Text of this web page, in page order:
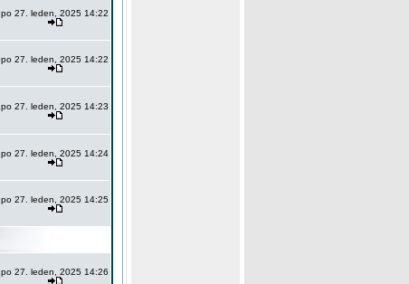
po 27. leden, 2025 14:22
po 27. leden, 2025 14:22
po 27. leden, 2025 14:23
po 27. leden, 2025 14:24
po 27. leden, 2025 14:25
po 27. leden, 2025 14:26